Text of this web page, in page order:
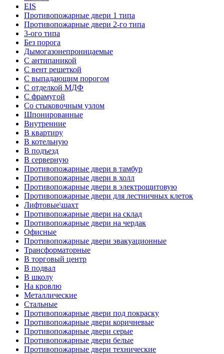
EIS
Противопожарные двери 1 типа
Противопожарные двери 2-го типа
3-ого типа
Без порога
Дымогазонепроницаемые
С антипаникой
С вент решеткой
С выпадающим порогом
С отделкой МДФ
С фрамугой
Со стыковочным узлом
Шпонированные
Внутренние
В квартиру
В котельную
В подъезд
В серверную
Противопожарные двери в тамбур
Противопожарные двери в холл
Противопожарные двери в электрощитовую
Противопожарные двери для лестничных клеток
Лифтовые\шахт
Противопожарные двери на склад
Противопожарные двери на чердак
Офисные
Противопожарные двери эвакуационные
Трансформаторные
В торговый центр
В подвал
В школу
На кровлю
Металлические
Стальные
Противопожарные двери под покраску
Противопожарные двери коричневые
Противопожарные двери серые
Противопожарные двери белые
Противопожарные двери технические